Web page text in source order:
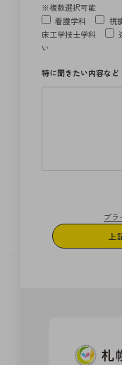
※複数選択可能
看護学科
視
床工学技士学科
い
特に聞きたい内容など
プラ